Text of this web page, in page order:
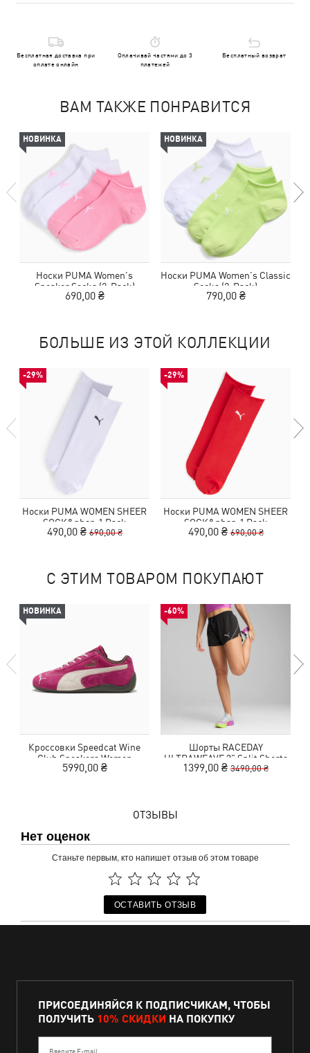
Бесплатная доставка при
оплате онлайн
Оплачивай частями до 3
платежей
Бесплатный возврат
ВАМ ТАКЖЕ ПОНРАВИТСЯ
НОВИНКА
Носки PUMA Women's
Sneaker Socks (2-Pack)
690,00 ₴
НОВИНКА
Носки PUMA Women's Classic
Socks (2-Pack)
790,00 ₴
БОЛЬШЕ ИЗ ЭТОЙ КОЛЛЕКЦИИ
-29%
Носки PUMA WOMEN SHEER
SOCK&nbsp;1 Pack
490,00 ₴ 690,00 ₴
-29%
Носки PUMA WOMEN SHEER
SOCK&nbsp;1 Pack
490,00 ₴ 690,00 ₴
С ЭТИМ ТОВАРОМ ПОКУПАЮТ
НОВИНКА
Кроссовки Speedcat Wine
Club Sneakers Women
5990,00 ₴
-60%
Шорты RACEDAY
ULTRAWEAVE 3" Split Shorts
Women
1399,00 ₴ 3490,00 ₴
ОТЗЫВЫ
Нет оценок
Станьте первым, кто напишет отзыв об этом товаре
ОСТАВИТЬ ОТЗЫВ
ПРИСОЕДИНЯЙСЯ К ПОДПИСЧИКАМ, ЧТОБЫ
ПОЛУЧИТЬ 10% СКИДКИ НА ПОКУПКУ
Введите E-mail